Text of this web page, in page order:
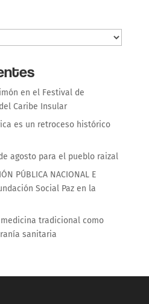
en el Festival de
Caribe Insular
es un retroceso histórico
agosto para el pueblo raizal
PÚBLICA NACIONAL E
Social Paz en la
tradicional como
sanitaria